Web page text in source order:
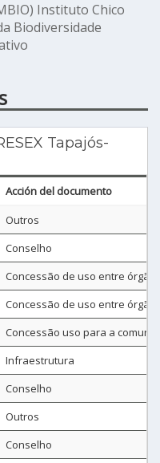
Instituto Chico
Biodiversidade
Tapajós-
Acción del documento
Outros
Conselho
Concessão de uso entre
Concessão de uso entre
Concessão uso para a
Infraestrutura
Conselho
Outros
Conselho